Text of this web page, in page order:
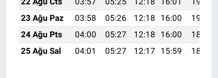
23 Ağu Paz
03:58 05:26 12:18 16:00
19:00
24 Ağu Pts
04:00 05:27 12:18 16:00
18:59
25 Ağu Sal
04:01 05:27 12:17 15:59 18:58